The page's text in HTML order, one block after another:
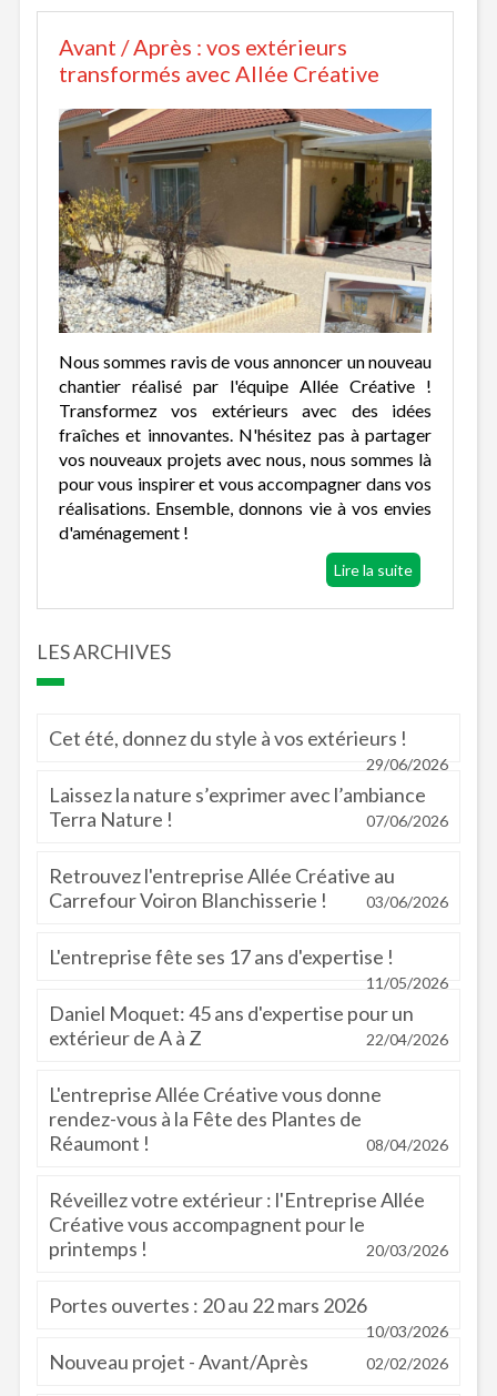
Avant / Après : vos extérieurs
transformés avec Allée Créative
Nous sommes ravis de vous annoncer un nouveau
chantier réalisé par l'équipe Allée Créative !
Transformez vos extérieurs avec des idées
fraîches et innovantes. N'hésitez pas à partager
vos nouveaux projets avec nous, nous sommes là
pour vous inspirer et vous accompagner dans vos
réalisations. Ensemble, donnons vie à vos envies
d'aménagement !
Lire la suite
LES ARCHIVES
Cet été, donnez du style à vos extérieurs !
29/06/2026
Laissez la nature s’exprimer avec l’ambiance
Terra Nature !
07/06/2026
Retrouvez l'entreprise Allée Créative au
Carrefour Voiron Blanchisserie !
03/06/2026
L'entreprise fête ses 17 ans d'expertise !
11/05/2026
Daniel Moquet: 45 ans d'expertise pour un
extérieur de A à Z
22/04/2026
L'entreprise Allée Créative vous donne
rendez-vous à la Fête des Plantes de
Réaumont !
08/04/2026
Réveillez votre extérieur : l'Entreprise Allée
Créative vous accompagnent pour le
printemps !
20/03/2026
Portes ouvertes : 20 au 22 mars 2026
10/03/2026
Nouveau projet - Avant/Après 02/02/2026